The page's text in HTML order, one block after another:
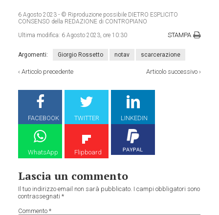
6 Agosto 2023 - © Riproduzione possibile DIETRO ESPLICITO
CONSENSO della REDAZIONE di CONTROPIANO
Ultima modifica: 6 Agosto 2023, ore 10:30 STAMPA
Argomenti: Giorgio Rossetto notav scarcerazione
‹Articolo precedente Articolo successivo›
FACEBOOK TWITTER LINKEDIN
WhatsApp Flipboard
Lascia un commento
Il tuo indirizzo email non sarà pubblicato. I campi obbligatori sono
contrassegnati*
Commento*